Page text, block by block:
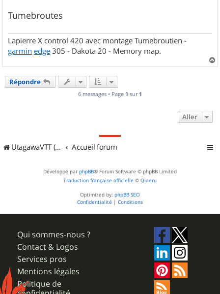
Tumebroutes
Lapierre X control 420 avec montage Tumebroutien -
garmin edge 305 - Dakota 20 - Memory map.
a
Répondre
6 messages • Page 1 sur 1
Aller
UtagawaVTT (Randos VTT et VTTAE avec traces GPS) Accueil forum
Développé par phpBB® Forum Software © phpBB Limited
Traduction française officielle © Qiaeru
Optimized by: phpBB SEO
Confidentialité | Conditions
Qui sommes-nous ?
Contact & Logos
Services pros
Mentions légales
Politique de